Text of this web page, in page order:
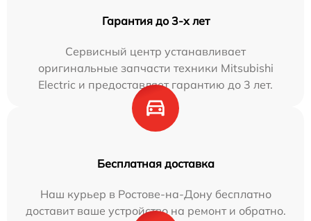
Гарантия до 3-х лет
Сервисный центр устанавливает
оригинальные запчасти техники Mitsubishi
Electric и предоставляет гарантию до 3 лет.
Бесплатная доставка
Наш курьер в Ростове-на-Дону бесплатно
доставит ваше устройство на ремонт и обратно.